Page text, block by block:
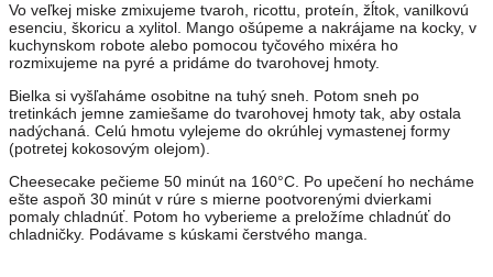
Vo veľkej miske zmixujeme tvaroh, ricottu, proteín, žĺtok, vanilkovú
esenciu, škoricu a xylitol. Mango ošúpeme a nakrájame na kocky, v
kuchynskom robote alebo pomocou tyčového mixéra ho
rozmixujeme na pyré a pridáme do tvarohovej hmoty.
Bielka si vyšľaháme osobitne na tuhý sneh. Potom sneh po
tretinkách jemne zamiešame do tvarohovej hmoty tak, aby ostala
nadýchaná. Celú hmotu vylejeme do okrúhlej vymastenej formy
(potretej kokosovým olejom).
Cheesecake pečieme 50 minút na 160°C. Po upečení ho necháme
ešte aspoň 30 minút v rúre s mierne pootvorenými dvierkami
pomaly chladnúť. Potom ho vyberieme a preložíme chladnúť do
chladničky. Podávame s kúskami čerstvého manga.